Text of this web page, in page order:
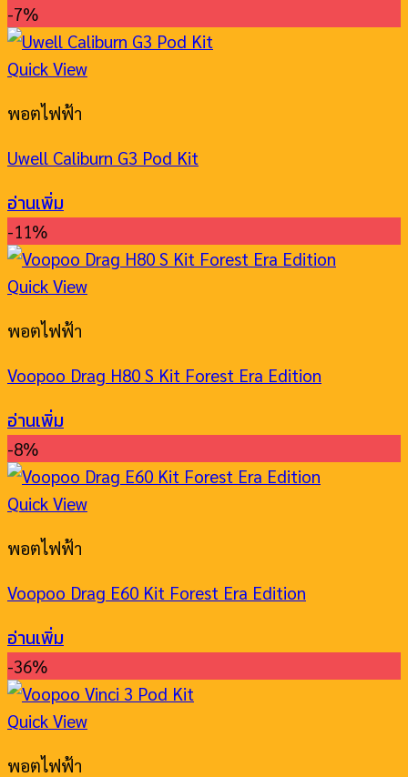
-7%
Quick View
พอตไฟฟ้า
Uwell Caliburn G3 Pod Kit
อ่านเพิ่ม
-11%
Quick View
พอตไฟฟ้า
Voopoo Drag H80 S Kit Forest Era Edition
อ่านเพิ่ม
-8%
Quick View
พอตไฟฟ้า
Voopoo Drag E60 Kit Forest Era Edition
อ่านเพิ่ม
-36%
Quick View
พอตไฟฟ้า